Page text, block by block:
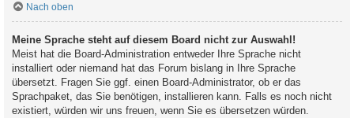
Nach oben
Meine Sprache steht auf diesem Board nicht zur Auswahl!
Meist hat die Board-Administration entweder Ihre Sprache nicht
installiert oder niemand hat das Forum bislang in Ihre Sprache
übersetzt. Fragen Sie ggf. einen Board-Administrator, ob er das
Sprachpaket, das Sie benötigen, installieren kann. Falls es noch nicht
existiert, würden wir uns freuen, wenn Sie es übersetzen würden.